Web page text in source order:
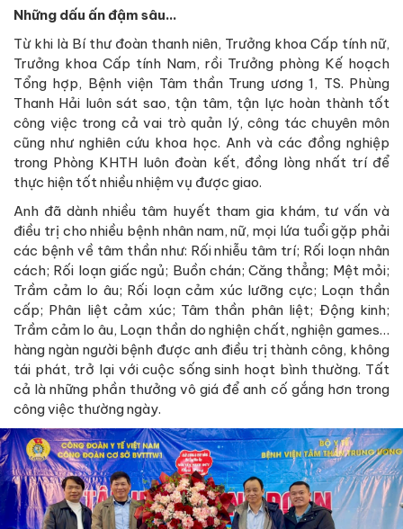
Những dấu ấn đậm sâu…
Từ khi là Bí thư đoàn thanh niên, Trưởng khoa Cấp tính nữ,
Trưởng khoa Cấp tính Nam, rồi Trưởng phòng Kế hoạch
Tổng hợp, Bệnh viện Tâm thần Trung ương 1, TS. Phùng
Thanh Hải luôn sát sao, tận tâm, tận lực hoàn thành tốt
công việc trong cả vai trò quản lý, công tác chuyên môn
cũng như nghiên cứu khoa học. Anh và các đồng nghiệp
trong Phòng KHTH luôn đoàn kết, đồng lòng nhất trí để
thực hiện tốt nhiều nhiệm vụ được giao.
Anh đã dành nhiều tâm huyết tham gia khám, tư vấn và
điều trị cho nhiều bệnh nhân nam, nữ, mọi lứa tuổi gặp phải
các bệnh về tâm thần như: Rối nhiễu tâm trí; Rối loạn nhân
cách; Rối loạn giấc ngủ; Buồn chán; Căng thẳng; Mệt mỏi;
Trầm cảm lo âu; Rối loạn cảm xúc lưỡng cực; Loạn thần
cấp; Phân liệt cảm xúc; Tâm thần phân liệt; Động kinh;
Trầm cảm lo âu, Loạn thần do nghiện chất, nghiện games…
hàng ngàn người bệnh được anh điều trị thành công, không
tái phát, trở lại với cuộc sống sinh hoạt bình thường. Tất
cả là những phần thưởng vô giá để anh cố gắng hơn trong
công việc thường ngày.